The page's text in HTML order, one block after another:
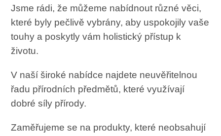
Jsme rádi, že můžeme nabídnout různé věci,
které byly pečlivě vybrány, aby uspokojily vaše
touhy a poskytly vám holistický přístup k
životu.
V naší široké nabídce najdete neuvěřitelnou
řadu přírodních předmětů, které využívají
dobré síly přírody.
Zaměřujeme se na produkty, které neobsahují